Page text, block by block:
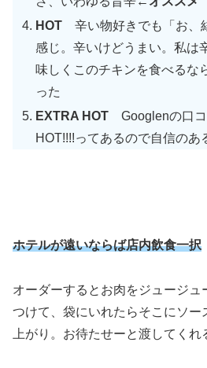
HOT 辛い物好きでも「お、
感じ。辛いけどうまい。私は
味しくこのチキンを食べるな
った
EXTRA HOT Googlenの口
HOT!!!!ってあるので自信のあ
ホテルが遠いならば店内飲食一択
オーダーするとお肉をジュージュ
つけて、袋にいれたらそこにソー
上がり。お待たせーと渡してくれ